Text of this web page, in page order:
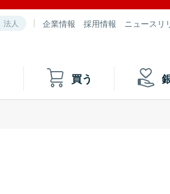
法人 企業情報 採用情報 ニュースリ
買う